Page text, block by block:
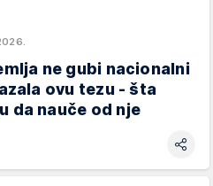
ne gubi nacionalni
ovu tezu - šta
da nauče od nje